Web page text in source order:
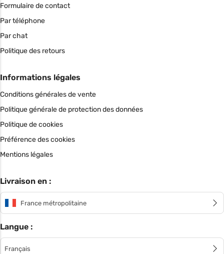
Formulaire de contact
Par téléphone
Par chat
Politique des retours
Informations légales
Conditions générales de vente
Politique générale de protection des données
Politique de cookies
Préférence des cookies
Mentions légales
Livraison en :
France métropolitaine
Langue :
Français